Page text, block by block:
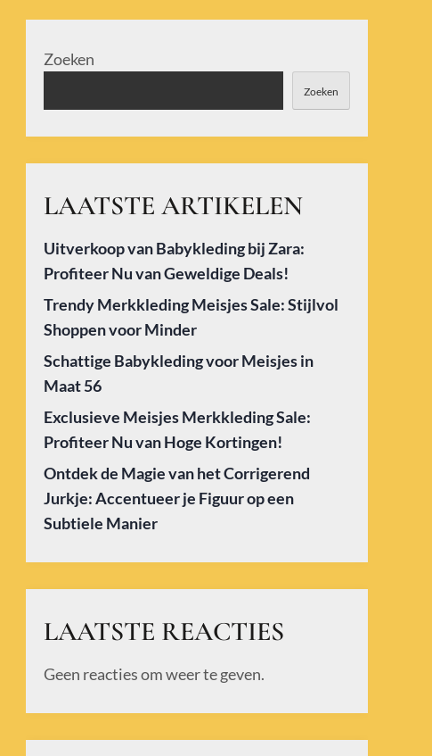
Zoeken
Zoeken
LAATSTE ARTIKELEN
Uitverkoop van Babykleding bij Zara:
Profiteer Nu van Geweldige Deals!
Trendy Merkkleding Meisjes Sale: Stijlvol
Shoppen voor Minder
Schattige Babykleding voor Meisjes in
Maat 56
Exclusieve Meisjes Merkkleding Sale:
Profiteer Nu van Hoge Kortingen!
Ontdek de Magie van het Corrigerend
Jurkje: Accentueer je Figuur op een
Subtiele Manier
LAATSTE REACTIES
Geen reacties om weer te geven.